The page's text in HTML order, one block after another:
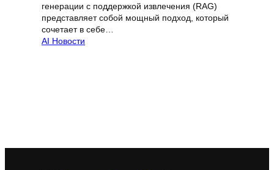
генерации с поддержкой извлечения (RAG)
представляет собой мощный подход, который
сочетает в себе…
AI Новости